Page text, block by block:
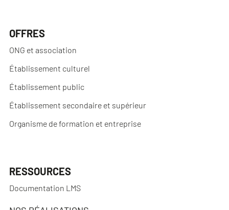
OFFRES
ONG et association
Établissement culturel
Établissement public
Établissement secondaire et supérieur
Organisme de formation et entreprise
RESSOURCES
Documentation LMS